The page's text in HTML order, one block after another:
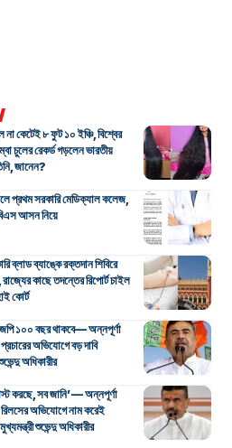
না কেটেই ৮ ফুট ১০ ইঞ্চি, বিশ্বের
চুলের রেকর্ড গড়লেন ভারতীয়
জানেন?
প্রথম সরকারি মেডিক্যাল কলেজ,
আসন নিয়ে
ব্লাড ব্যাঙ্কে রক্তদান শিবিরে
রাজ্যের কাছে তদন্তের রিপোর্ট চাইল
কোর্ট
১০০ বছর থাকবে— অন্নপূর্ণা
অভিযোগে বড় দাবি
অধিকারীর
করছে, সব জানি’— অন্নপূর্ণা
অভিযোগে নাম করেই
শুভেন্দু অধিকারীর